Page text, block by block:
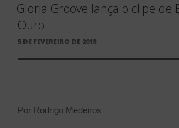
Gloria Groove lança o clipe de
Ouro
PUBLICADO
5 DE FEVEREIRO DE 2018
Por Rodrigo Medeiros